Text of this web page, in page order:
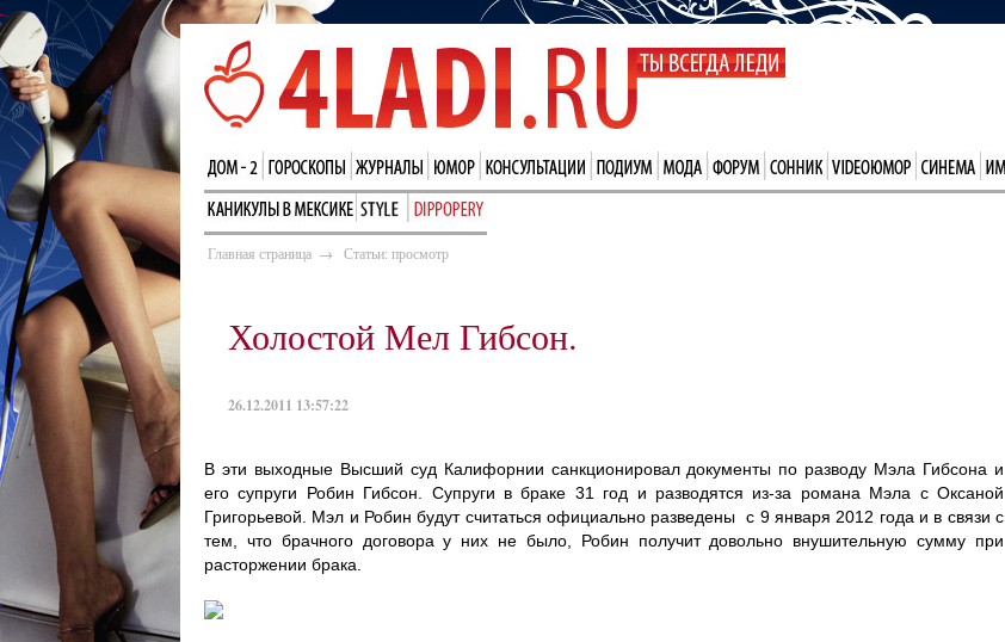
Главная страница → Статьи: просмотр
Холостой Мел Гибсон.
26.12.2011 13:57:22
В эти выходные Высший суд Калифорнии санкционировал документы по разводу Мэла Гибсона и
его супруги Робин Гибсон. Супруги в браке 31 год и разводятся из-за романа Мэла с Оксаной
Григорьевой. Мэл и Робин будут считаться официально разведены с 9 января 2012 года и в связи с
тем, что брачного договора у них не было, Робин получит довольно внушительную сумму при
расторжении брака.